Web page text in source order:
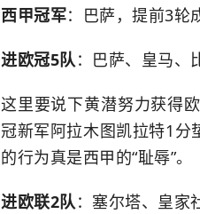
西甲冠军：巴萨，提前3轮
进欧冠5队：巴萨、皇马、
这里要说下黄潜努力获得
冠新军阿拉木图凯拉特1分
的行为真是西甲的“耻辱”。
进欧联2队：塞尔塔、皇家